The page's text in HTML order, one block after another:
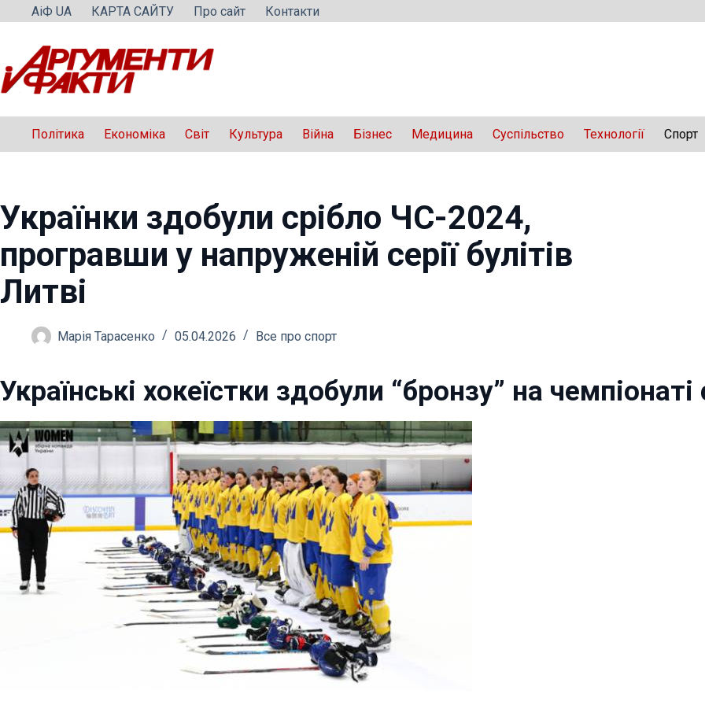
Перейти
вмісту
АіФ UA КАРТА САЙТУ Про сайт Контакти
Політика Економіка Світ Культура Війна Бізнес Медицина Суспільство Технології Спорт
Українки здобули срібло ЧС-2024,
програвши у напруженій серії булітів
Литві
Марія Тарасенко 05.04.2026 Все про спорт
Українські хокеїстки здобули “бронзу” на чемпіонаті